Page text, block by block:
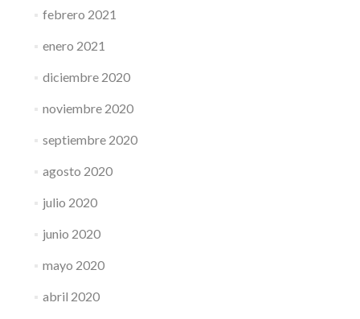
febrero 2021
enero 2021
diciembre 2020
noviembre 2020
septiembre 2020
agosto 2020
julio 2020
junio 2020
mayo 2020
abril 2020